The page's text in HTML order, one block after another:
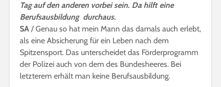
Tag auf den anderen vorbei sein. Da hilft eine
Berufsausbildung durchaus.
SA / Genau so hat mein Mann das damals auch erlebt,
als eine Absicherung für ein Leben nach dem
Spitzensport. Das unterscheidet das Förderprogramm
der Polizei auch von dem des Bundesheeres. Bei
letzterem erhält man keine Berufsausbildung.